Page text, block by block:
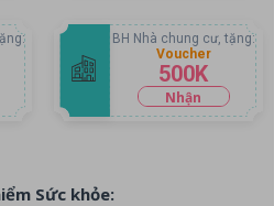
Voucher
500K
BH Nhà chung cư, tặng:
Nhận
voucher
Sức khỏe: